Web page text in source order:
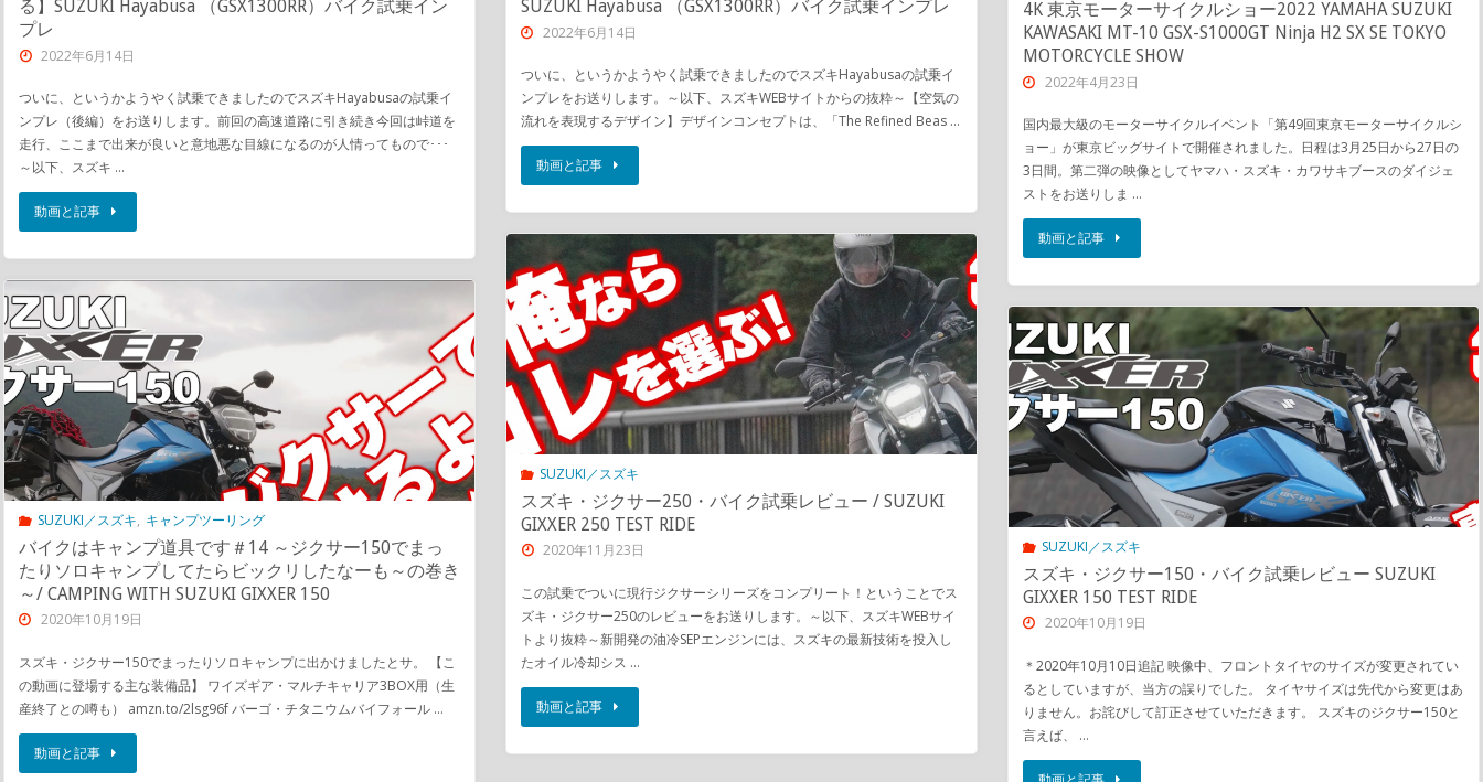
る】SUZUKI Hayabusa （GSX1300RR）バイク試乗イン
プレ
2022年6月14日
ついに、というかようやく試乗できましたのでスズキHayabusaの試乗イ
ンプレ（後編）をお送りします。前回の高速道路に引き続き今回は峠道を
走行、ここまで出来が良いと意地悪な目線になるのが人情ってもので･･･
～以下、スズキ …
動画と記事
SUZUKI Hayabusa （GSX1300RR）バイク試乗インプレ
2022年6月14日
ついに、というかようやく試乗できましたのでスズキHayabusaの試乗イ
ンプレをお送りします。～以下、スズキWEBサイトからの抜粋～【空気の
流れを表現するデザイン】デザインコンセプトは、「The Refined Beas …
動画と記事
4K 東京モーターサイクルショー2022 YAMAHA SUZUKI
KAWASAKI MT-10 GSX-S1000GT Ninja H2 SX SE TOKYO
MOTORCYCLE SHOW
2022年4月23日
国内最大級のモーターサイクルイベント「第49回東京モーターサイクルシ
ョー」が東京ビッグサイトで開催されました。日程は3月25日から27日の
3日間。第二弾の映像としてヤマハ・スズキ・カワサキブースのダイジェ
ストをお送りしま …
動画と記事
SUZUKI／スズキ
スズキ・ジクサー250・バイク試乗レビュー / SUZUKI
GIXXER 250 TEST RIDE
2020年11月23日
この試乗でついに現行ジクサーシリーズをコンプリート！ということでス
ズキ・ジクサー250のレビューをお送りします。～以下、スズキWEBサイ
トより抜粋～新開発の油冷SEPエンジンには、スズキの最新技術を投入し
たオイル冷却シス …
動画と記事
SUZUKI／スズキ, キャンプツーリング
バイクはキャンプ道具です＃14 ～ジクサー150でまっ
たりソロキャンプしてたらビックリしたなーも～の巻き
～/ CAMPING WITH SUZUKI GIXXER 150
2020年10月19日
スズキ・ジクサー150でまったりソロキャンプに出かけましたとサ。 【こ
の動画に登場する主な装備品】 ワイズギア・マルチキャリア3BOX用（生
産終了との噂も） amzn.to/2lsg96f バーゴ・チタニウムバイフォール …
動画と記事
SUZUKI／スズキ
スズキ・ジクサー150・バイク試乗レビュー SUZUKI
GIXXER 150 TEST RIDE
2020年10月19日
＊2020年10月10日追記 映像中、フロントタイヤのサイズが変更されてい
るとしていますが、当方の誤りでした。 タイヤサイズは先代から変更はあ
りません。お詫びして訂正させていただきます。 スズキのジクサー150と
言えば、 …